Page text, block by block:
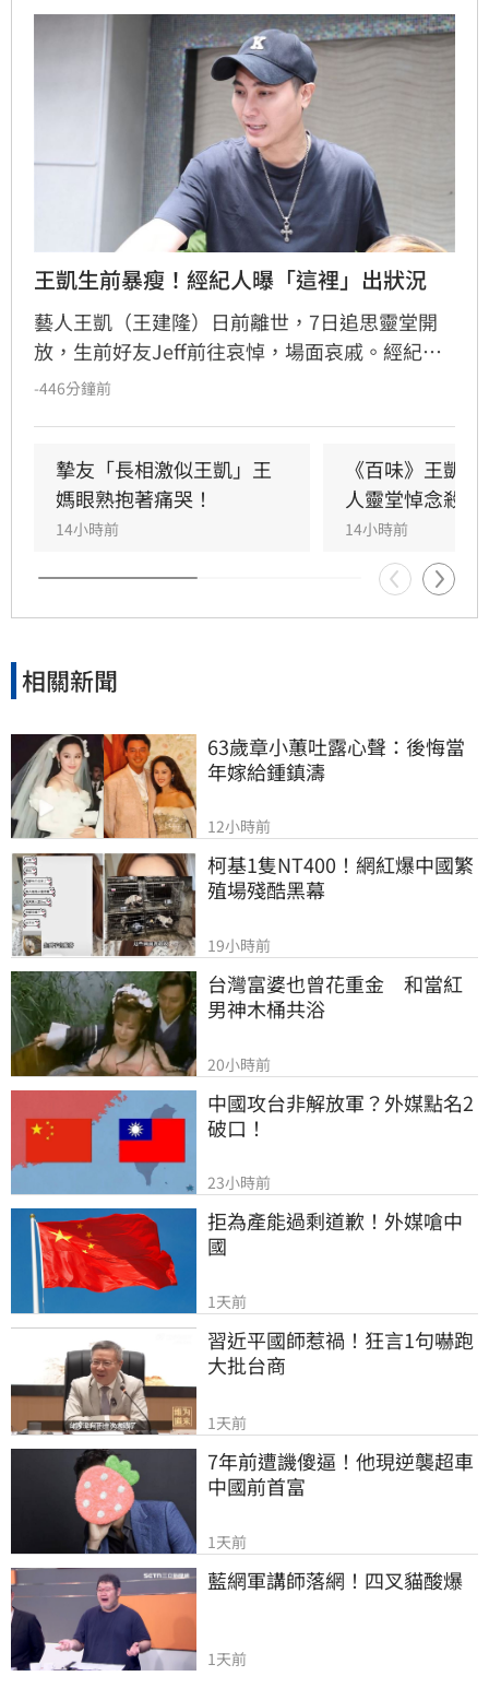
王凱生前暴瘦！經紀人曝「這裡」出狀況
藝人王凱（王建隆）日前離世，7日追思靈堂開
放，生前好友Jeff前往哀悼，場面哀戚。經紀人
透露，王凱生前曾因腸胃炎消瘦，離世前一週還
Jeff當場淚崩。演藝圈大姐大邱瓈寬得知後，主
動伸出援手協助王家處理後事，展現十足義氣。
王凱離世消息震驚演藝圈，許多好友紛紛表達不
捨，願其一路好走，家屬目前正全力處理告別式
相關事宜，場面令人鼻酸。
-446分鐘前
摯友「長相激似王凱」王
媽眼熟抱著痛哭！
14小時前
《百味》王凱
人靈堂悼念殺青
14小時前
相關新聞
63歲章小蕙吐露心聲：後悔當
年嫁給鍾鎮濤
12小時前
柯基1隻NT400！網紅爆中國繁
殖場殘酷黑幕
19小時前
台灣富婆也曾花重金　和當紅
男神木桶共浴
20小時前
中國攻台非解放軍？外媒點名2
破口！
23小時前
拒為產能過剩道歉！外媒嗆中
國
1天前
習近平國師惹禍！狂言1句嚇跑
大批台商
1天前
7年前遭譏傻逼！他現逆襲超車
中國前首富
1天前
藍網軍講師落網！四叉貓酸爆
1天前